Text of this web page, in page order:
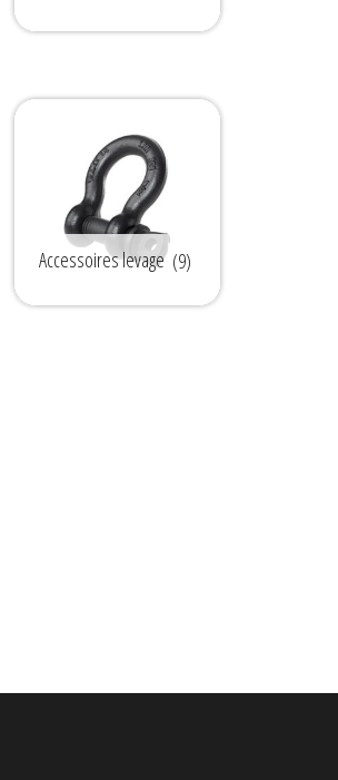
Accessoires levage (9)